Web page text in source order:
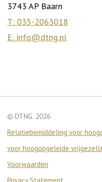
3743 AP Baarn
T: 035-2063018
E: info@dtng.nl
© DTNG. 2026
Relatiebemiddeling voor
voor hoogopgeleide
Voorwaarden